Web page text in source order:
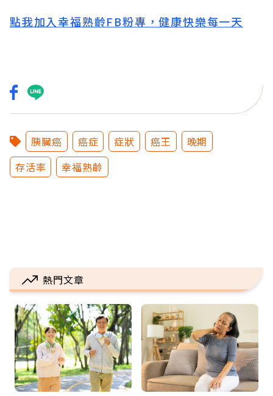
點我加入幸福熟齡FB粉專，健康快樂每一天
胰臟癌 癌症 症狀 癌王
晚期
存活率
幸福熟齡
熱門文章